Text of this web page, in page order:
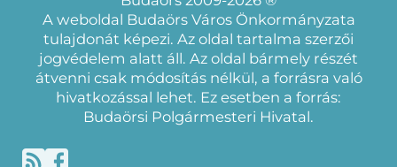
A weboldal Budaörs Város Önkormányzata
tulajdonát képezi. Az oldal tartalma szerzői
jogvédelem alatt áll. Az oldal bármely részét
átvenni csak módosítás nélkül, a forrásra való
hivatkozással lehet. Ez esetben a forrás:
Budaörsi Polgármesteri Hivatal.